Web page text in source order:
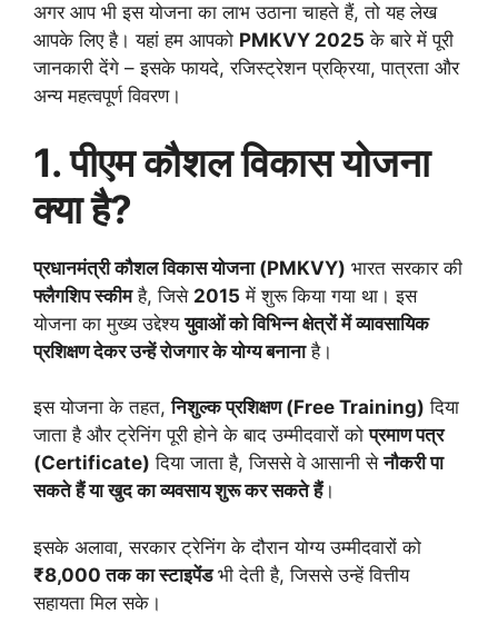
अगर आप भी इस योजना का लाभ उठाना चाहते हैं, तो यह लेख
आपके लिए है। यहां हम आपको PMKVY 2025 के बारे में पूरी
जानकारी देंगे – इसके फायदे, रजिस्ट्रेशन प्रक्रिया, पात्रता और
अन्य महत्वपूर्ण विवरण।
1. पीएम कौशल विकास योजना
क्या है?
प्रधानमंत्री कौशल विकास योजना (PMKVY) भारत सरकार की
फ्लैगशिप स्कीमहै, जिसे 2015 में शुरू किया गया था। इस
योजना का मुख्य उद्देश्ययुवाओं को विभिन्न क्षेत्रों में व्यावसायिक
प्रशिक्षण देकर उन्हें रोजगार के योग्य बनानाहै।
इस योजना के तहत,निशुल्क प्रशिक्षण (Free Training) दिया
जाता है और ट्रेनिंग पूरी होने के बाद उम्मीदवारों कोप्रमाण पत्र
(Certificate) दिया जाता है, जिससे वे आसानी सेनौकरी पा
सकते हैं या खुद का व्यवसाय शुरू कर सकते हैं।
इसके अलावा, सरकार ट्रेनिंग के दौरान योग्य उम्मीदवारों को
₹8,000 तक का स्टाइपेंडभी देती है, जिससे उन्हें वित्तीय
सहायता मिल सके।